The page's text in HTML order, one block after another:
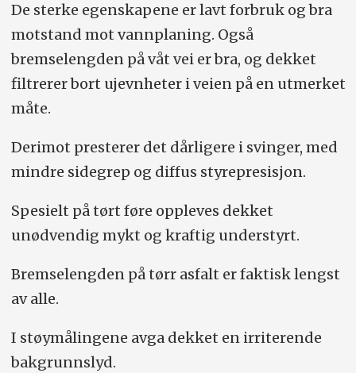
De sterke egenskapene er lavt forbruk og bra
motstand mot vannplaning. Også
bremselengden på våt vei er bra, og dekket
filtrerer bort ujevnheter i veien på en utmerket
måte.
Derimot presterer det dårligere i svinger, med
mindre sidegrep og diffus styrepresisjon.
Spesielt på tørt føre oppleves dekket
unødvendig mykt og kraftig understyrt.
Bremselengden på tørr asfalt er faktisk lengst
av alle.
I støymålingene avga dekket en irriterende
bakgrunnslyd.